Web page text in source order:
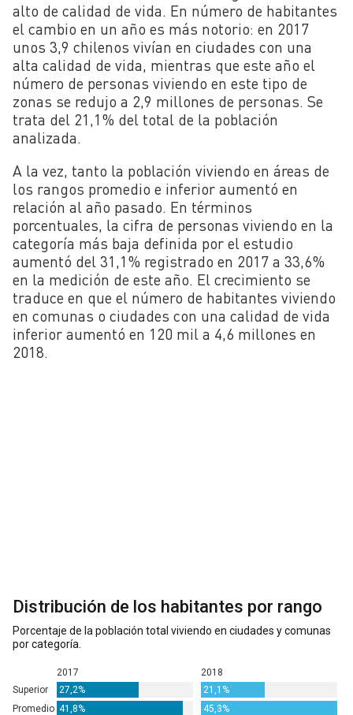
alto de calidad de vida. En número de habitantes
el cambio en un año es más notorio: en 2017
unos 3,9 chilenos vivían en ciudades con una
alta calidad de vida, mientras que este año el
número de personas viviendo en este tipo de
zonas se redujo a 2,9 millones de personas. Se
trata del 21,1% del total de la población
analizada.
A la vez, tanto la población viviendo en áreas de
los rangos promedio e inferior aumentó en
relación al año pasado. En términos
porcentuales, la cifra de personas viviendo en la
categoría más baja definida por el estudio
aumentó del 31,1% registrado en 2017 a 33,6%
en la medición de este año. El crecimiento se
traduce en que el número de habitantes viviendo
en comunas o ciudades con una calidad de vida
inferior aumentó en 120 mil a 4,6 millones en
2018.